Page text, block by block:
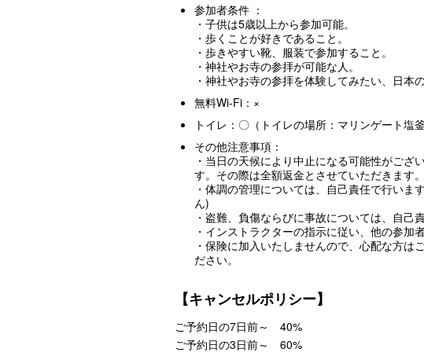
参加者条件 ：
・子供は5歳以上から参加可能。
・歩くことが好きであること。
・歩きやすい靴、服装で参加すること。
・神社やお寺の参拝が可能な人。
・神社やお寺の参拝を体験してみたい、日本
無料Wi-Fi：×
トイレ：〇（トイレの場所：マリンゲート塩
その他注意事項：
・当日の天候により中止になる可能性がござ
す。その際は全額返金とさせていただきます。
・体調の管理については、自己責任で行い
ん)
・盗難、負傷ならびに事故については、自己
・インストラクターの指示に従い、他の参加
・保険に加入いたしませんので、心配な方は
ださい。
【キャンセルポリシー】
ご予約日の7日前～ 40%
ご予約日の3日前～ 60%